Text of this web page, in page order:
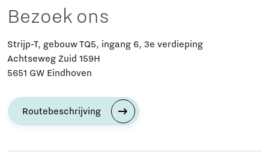
Bezoek ons
Strijp-T, gebouw TQ5, ingang 6, 3e verdieping
Achtseweg Zuid 159H
5651 GW Eindhoven
Routebeschrijving